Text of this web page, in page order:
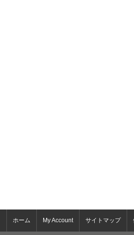
ホーム My Account サイトマップ